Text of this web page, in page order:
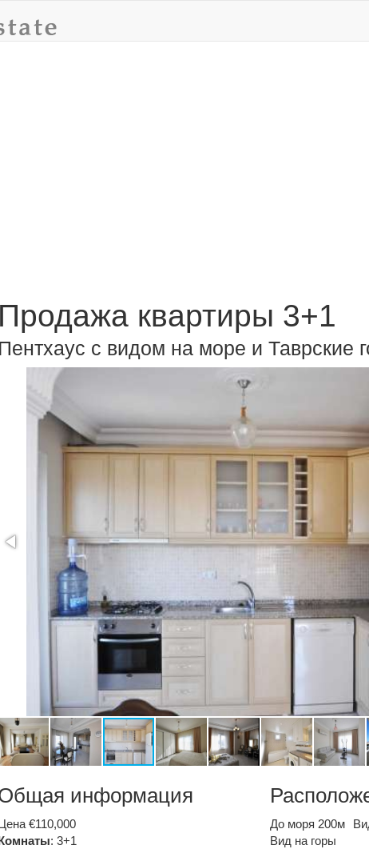
Продажа квартиры 3+1
Пентхаус с видом на море и Таврские
информация
€110,000
: 3+1
До моря 200м
Вид на горы